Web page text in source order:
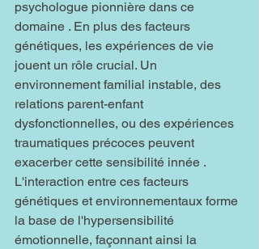
psychologue pionnière dans ce
domaine . En plus des facteurs
génétiques, les expériences de vie
jouent un rôle crucial. Un
environnement familial instable, des
relations parent-enfant
dysfonctionnelles, ou des expériences
traumatiques précoces peuvent
exacerber cette sensibilité innée .
L'interaction entre ces facteurs
génétiques et environnementaux forme
la base de l'hypersensibilité
émotionnelle, façonnant ainsi la